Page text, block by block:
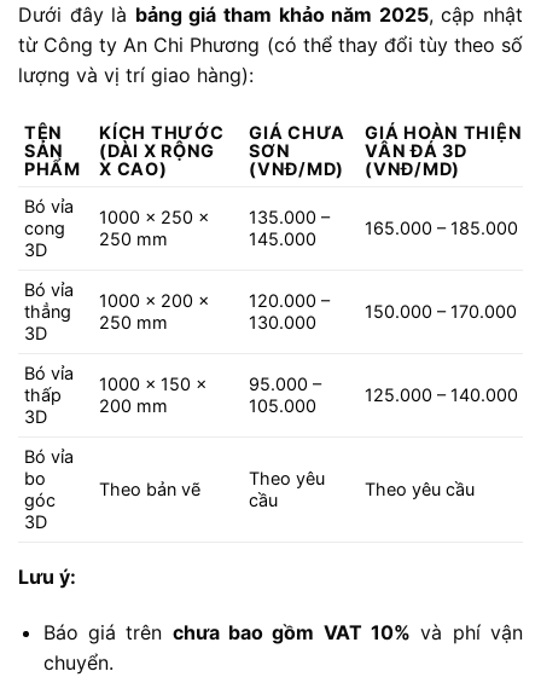
Dưới đây là bảnggiátham khảo năm 2025,cập nhật
từ Côngty An Chi Phương (có thể thay đổi tùytheo số
lượng và vị trí giao hàng):
TÊN
SẢN
PHẨM
KÍCH THƯỚC
(DÀI X RỘNG
X CAO)
GIÁCHƯA
SƠN
(VNĐ/MD)
GIÁ HOÀN THIỆN
VÂNĐÁ3D
(VNĐ/MD)
Bó vỉa
cong
3D
1000 x 250 x
250 mm
135.000 –
145.000
165.000 –185.000
Bó vỉa
thẳng
3D
1000 x 200 x
250 mm
120.000 –
130.000
150.000 –170.000
Bó vỉa
thấp
3D
1000 x150 x
200 mm
95.000 –
105.000
125.000 –140.000
Bó vỉa
bo
góc
3D
Theo bảnvẽ
Theoyêu
cầu
Theoyêucầu
Lưu ý:
Báogiátrên chưa baogồm VAT10% và phívận
chuyển.